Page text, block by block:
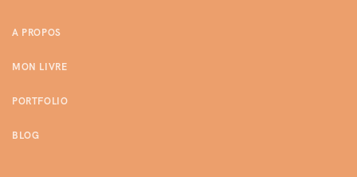
A PROPOS
MON LIVRE
PORTFOLIO
BLOG